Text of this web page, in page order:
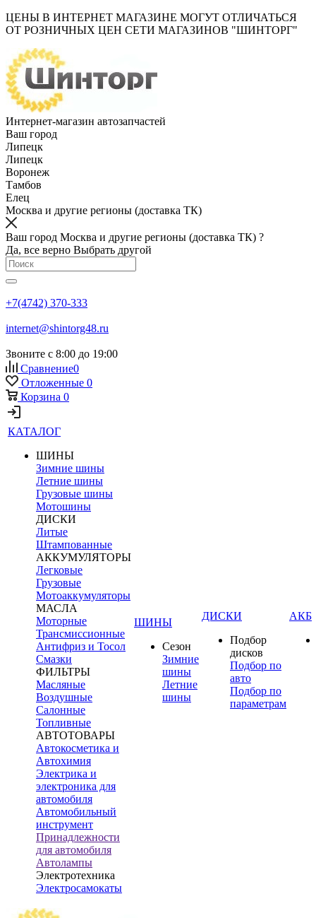
ЦЕНЫ В ИНТЕРНЕТ МАГАЗИНЕ МОГУТ ОТЛИЧАТЬСЯ
ОТ РОЗНИЧНЫХ ЦЕН СЕТИ МАГАЗИНОВ "ШИНТОРГ"
Интернет-магазин автозапчастей
Ваш город
Липецк
Липецк
Воронеж
Тамбов
Елец
Москва и другие регионы (доставка ТК)
Ваш город Москва и другие регионы (доставка ТК) ?
Да, все верно Выбрать другой
+7(4742) 370-333
internet@shintorg48.ru
Звоните с 8:00 до 19:00
Сравнение0
Отложенные 0
Корзина 0
КАТАЛОГ
ШИНЫ
Зимние шины
Летние шины
Грузовые шины
Мотошины
ДИСКИ
Литые
Штампованные
АККУМУЛЯТОРЫ
Легковые
Грузовые
Мотоаккумуляторы
МАСЛА
Моторные
Трансмиссионные
Антифриз и Тосол
Смазки
ФИЛЬТРЫ
Масляные
Воздушные
Салонные
Топливные
АВТОТОВАРЫ
Автокосметика и
Автохимия
Электрика и
электроника для
автомобиля
Автомобильный
инструмент
Принадлежности
для автомобиля
Автолампы
Электротехника
Электросамокаты
ШИНЫ
Сезон
Зимние
шины
Летние
шины
ДИСКИ
Подбор
дисков
Подбор по
авто
Подбор по
параметрам
АКБ